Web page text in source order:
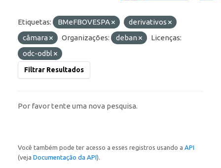
Etiquetas: BMeFBOVESPA
derivativos
câmara
Organizações: deban
Licenças:
odc-odbl
Filtrar Resultados
Por favor tente uma nova pesquisa.
Você também pode ter acesso a esses registros usando a API
(veja Documentação da API).